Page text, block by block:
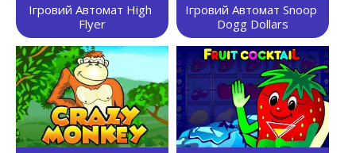
Ігровий Автомат High
Flyer
Ігровий Автомат Snoop
Dogg Dollars